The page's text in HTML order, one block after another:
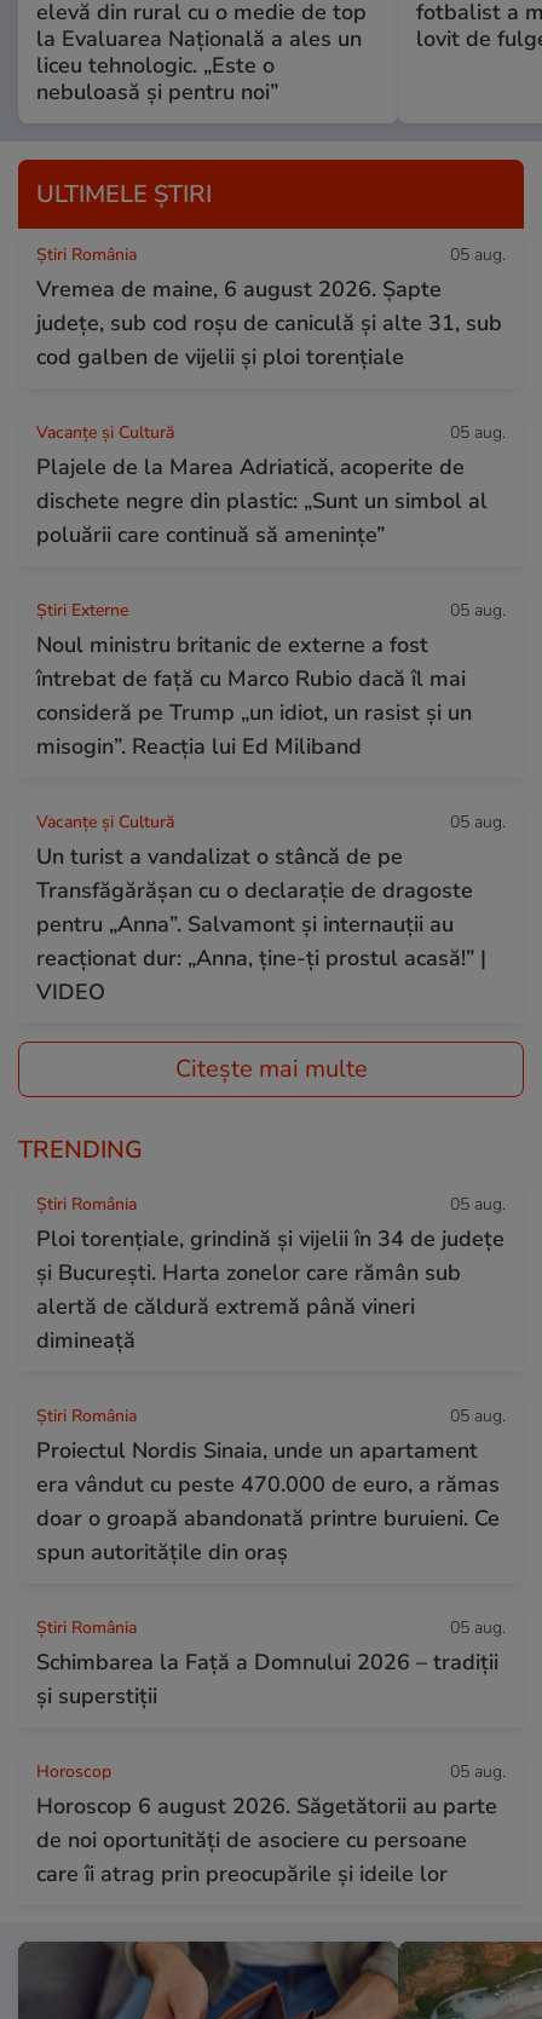
elevă din rural cu o medie de top
la Evaluarea Națională a ales un
liceu tehnologic. „Este o
nebuloasă și pentru noi”
fotbalist a
lovit de
ULTIMELE ȘTIRI
Știri România 05 aug.
Vremea de maine, 6 august 2026. Șapte
județe, sub cod roșu de caniculă și alte 31, sub
cod galben de vijelii și ploi torențiale
Vacanțe și Cultură 05 aug.
Plajele de la Marea Adriatică, acoperite de
dischete negre din plastic: „Sunt un simbol al
poluării care continuă să amenințe”
Știri Externe 05 aug.
Noul ministru britanic de externe a fost
întrebat de față cu Marco Rubio dacă îl mai
consideră pe Trump „un idiot, un rasist și un
misogin”. Reacția lui Ed Miliband
Vacanțe și Cultură 05 aug.
Un turist a vandalizat o stâncă de pe
Transfăgărășan cu o declarație de dragoste
pentru „Anna”. Salvamont și internauții au
reacționat dur: „Anna, ține-ți prostul acasă!” |
VIDEO
Citește mai multe
TRENDING
Știri România 05 aug.
Ploi torențiale, grindină și vijelii în 34 de județe
și București. Harta zonelor care rămân sub
alertă de căldură extremă până vineri
dimineață
Știri România 05 aug.
Proiectul Nordis Sinaia, unde un apartament
era vândut cu peste 470.000 de euro, a rămas
doar o groapă abandonată printre buruieni. Ce
spun autoritățile din oraș
Știri România 05 aug.
Schimbarea la Față a Domnului 2026 – tradiții
și superstiții
Horoscop 05 aug.
Horoscop 6 august 2026. Săgetătorii au parte
de noi oportunități de asociere cu persoane
care îi atrag prin preocupările și ideile lor